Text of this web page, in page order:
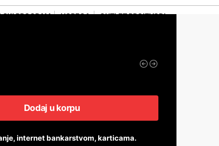
PROGRAM HORECA OUTLET PROIZVODI
Dodaj u korpu
internet bankarstvom, karticama.